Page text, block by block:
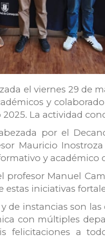
el viernes 29 de
y
La actividad
por el
Mauricio
y académico
profesor Manuel
estas iniciativas
de instancias son
con múltiples
felicitaciones a